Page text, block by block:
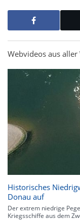
Webvideos aus aller
Historisches
Donau auf
Der extrem niedrige
Kriegsschiffe aus dem